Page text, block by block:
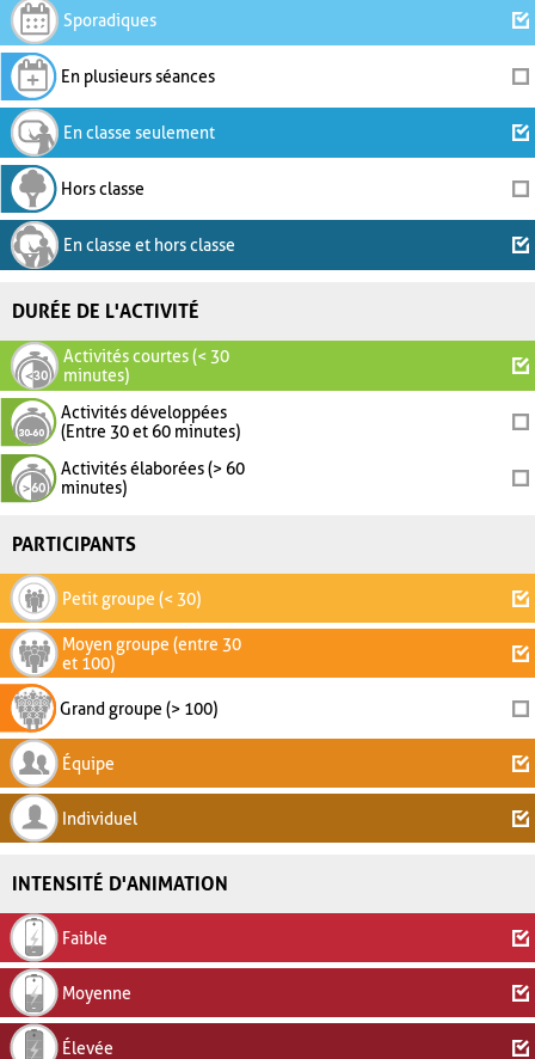
Sporadiques
En plusieurs séances
En classe seulement
Hors classe
En classe et hors classe
DURÉE DE L'ACTIVITÉ
Activités courtes (< 30
minutes)
Activités développées
(Entre 30 et 60 minutes)
Activités élaborées (> 60
minutes)
PARTICIPANTS
Petit groupe (< 30)
Moyen groupe (entre 30
et 100)
Grand groupe (> 100)
Équipe
Individuel
INTENSITÉ D'ANIMATION
Faible
Moyenne
Élevée